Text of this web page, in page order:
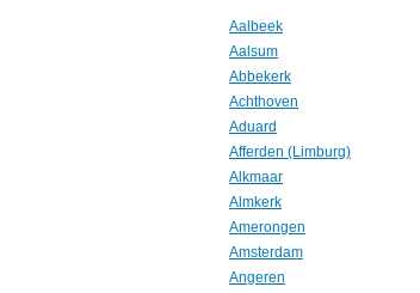
Aalbeek
Aalsum
Abbekerk
Achthoven
Aduard
Afferden (Limburg)
Alkmaar
Almkerk
Amerongen
Amsterdam
Angeren